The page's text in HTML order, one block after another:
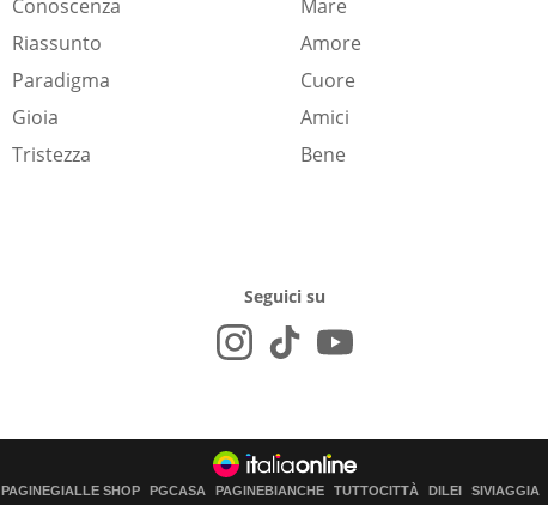
Conoscenza
Riassunto
Paradigma
Gioia
Tristezza
Mare
Amore
Cuore
Amici
Bene
Seguici su
PAGINEGIALLE SHOP PGCASA PAGINEBIANCHE TUTTOCITTÀ DILEI SIVIAGGIA